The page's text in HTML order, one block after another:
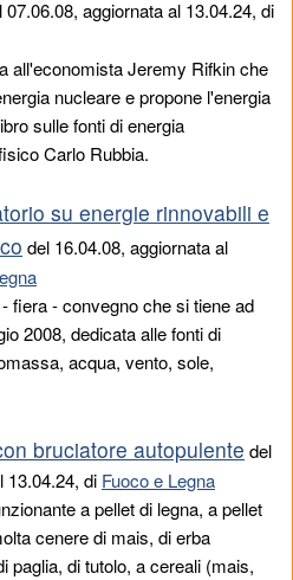
07.06.08, aggiornata al 13.04.24, di
all'economista Jeremy Rifkin che
nucleare e propone l'energia
sulle fonti di energia
Carlo Rubbia.
su energie rinnovabili e
del 16.04.08, aggiornata al
fiera - convegno che si tiene ad
2008, dedicata alle fonti di
acqua, vento, sole,
bruciatore autopulente del
13.04.24, di Fuoco e Legna
a pellet di legna, a pellet
cenere di mais, di erba
paglia, di tutolo, a cereali (mais,